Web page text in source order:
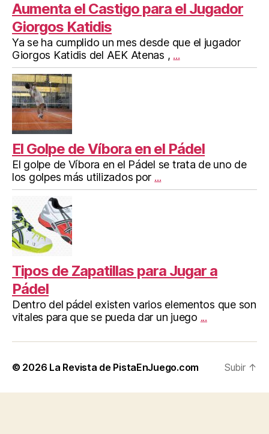
Aumenta el Castigo para el Jugador
Giorgos Katidis
Ya se ha cumplido un mes desde que el jugador
Giorgos Katidis del AEK Atenas , ...
El Golpe de Víbora en el Pádel
El golpe de Víbora en el Pádel se trata de uno de
los golpes más utilizados por ...
Tipos de Zapatillas para Jugar a
Pádel
Dentro del pádel existen varios elementos que son
vitales para que se pueda dar un juego ...
© 2026 La Revista de PistaEnJuego.com Subir ↑